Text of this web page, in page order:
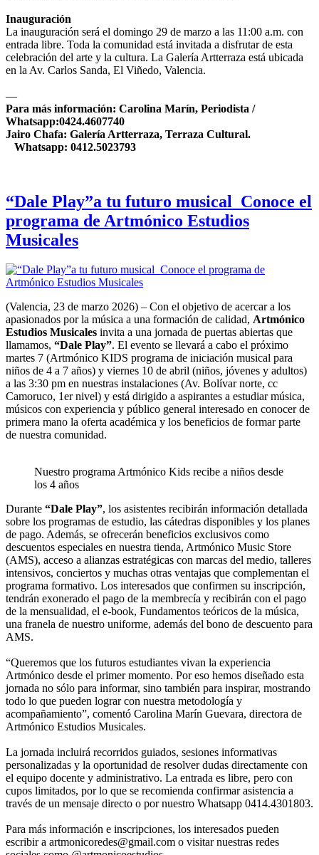
Inauguración
La inauguración será el domingo 29 de marzo a las 11:00 a.m. con
entrada libre. Toda la comunidad está invitada a disfrutar de esta
celebración del arte y la cultura. La Galería Artterraza está ubicada
en la Av. Carlos Sanda, El Viñedo, Valencia.
—
Para más información: Carolina Marín, Periodista /
Whatsapp:0424.4607740
Jairo Chafa: Galería Artterraza, Terraza Cultural.
Whatsapp: 0412.5023793
“Dale Play”a tu futuro musical Conoce el
programa de Artmónico Estudios
Musicales
(Valencia, 23 de marzo 2026) – Con el objetivo de acercar a los
apasionados por la música a una formación de calidad, Artmónico
Estudios Musicales invita a una jornada de puertas abiertas que
llamamos, “Dale Play”. El evento se llevará a cabo el próximo
martes 7 (Artmónico KIDS programa de iniciación musical para
niños de 4 a 7 años) y viernes 10 de abril (niños, jóvenes y adultos)
a las 3:30 pm en nuestras instalaciones (Av. Bolívar norte, cc
Camoruco, 1er nivel) y está dirigido a aspirantes a estudiar música,
músicos con experiencia y público general interesado en conocer de
primera mano la oferta académica y los beneficios de formar parte
de nuestra comunidad.
Nuestro programa Artmónico Kids recibe a niños desde
los 4 años
Durante “Dale Play”, los asistentes recibirán información detallada
sobre los programas de estudio, las cátedras disponibles y los planes
de pago. Además, se ofrecerán beneficios exclusivos como
descuentos especiales en nuestra tienda, Artmónico Music Store
(AMS), acceso a alianzas estratégicas con marcas del medio, talleres
intensivos, conciertos y muchas otras ventajas que complementan el
programa formativo. Los interesados que confirmen su inscripción,
tendrán exonerado el pago de la membrecía y recibirán con el pago
de la mensualidad, el e-book, Fundamentos teóricos de la música,
una franela de nuestro uniforme, además del bono de descuento para
AMS.
“Queremos que los futuros estudiantes vivan la experiencia
Artmónico desde el primer momento. Por eso hemos diseñado esta
jornada no sólo para informar, sino también para inspirar, mostrando
todo lo que pueden lograr con nuestra metodología y
acompañamiento”, comentó Carolina Marín Guevara, directora de
Artmónico Estudios Musicales.
La jornada incluirá recorridos guiados, sesiones informativas
personalizadas y la oportunidad de resolver dudas directamente con
el equipo docente y administrativo. La entrada es libre, pero con
cupos limitados, por lo que se recomienda confirmar asistencia a
través de un mensaje directo o por nuestro Whatsapp 0414.4301803.
Para más información e inscripciones, los interesados pueden
escribir a artmonicoredes@gmail.com o visitar nuestras redes